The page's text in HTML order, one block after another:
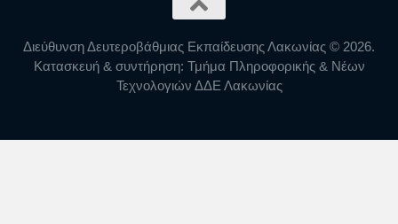
Διεύθυνση Δευτεροβάθμιας Εκπαίδευσης Λακωνίας © 2026.
Κατασκευή & συντήρηση: Τμήμα Πληροφορικής & Νέων
Τεχνολογιών ΔΔΕ Λακωνίας